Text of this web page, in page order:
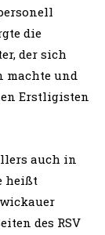
die
der sich
machte und
Erstligisten
auch in
heißt
des RSV